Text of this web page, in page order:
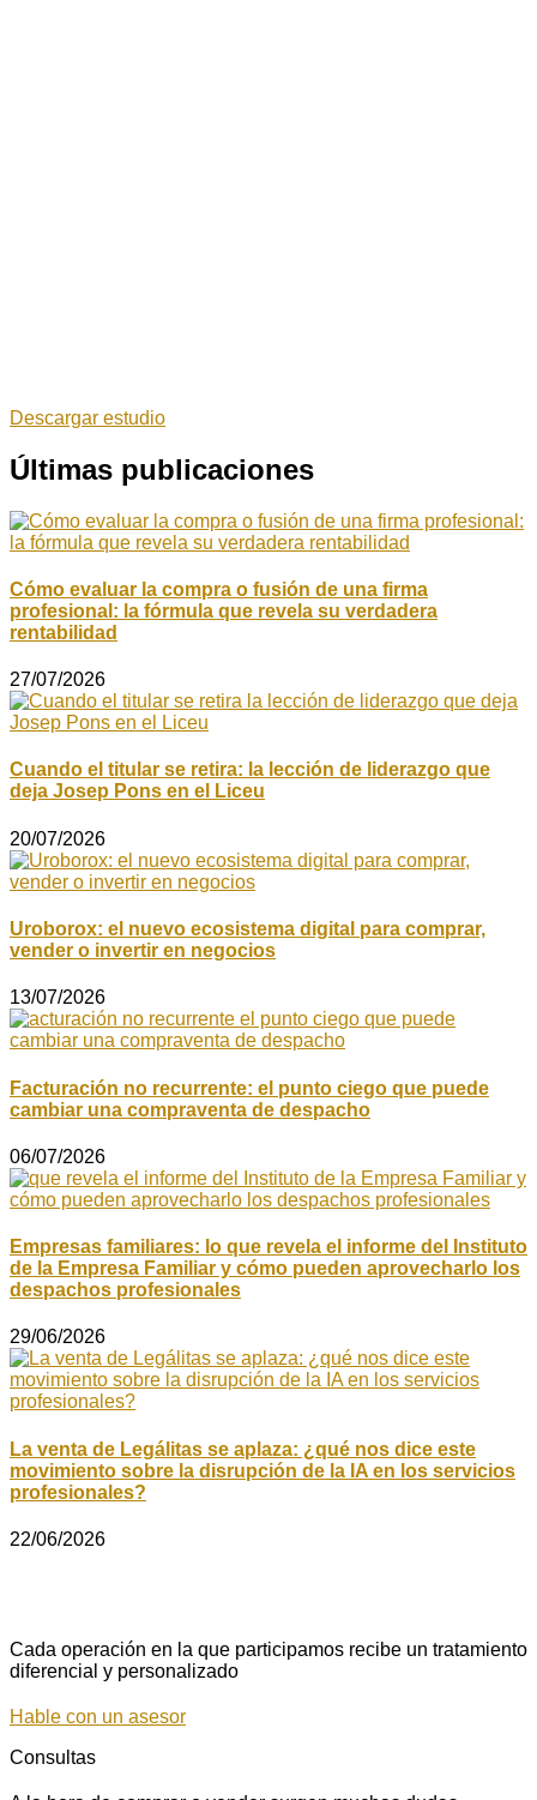
Descargar estudio
Últimas publicaciones
Cómo evaluar la compra o fusión de una firma
profesional: la fórmula que revela su verdadera
rentabilidad
27/07/2026
Cuando el titular se retira: la lección de liderazgo que
deja Josep Pons en el Liceu
20/07/2026
Uroborox: el nuevo ecosistema digital para comprar,
vender o invertir en negocios
13/07/2026
Facturación no recurrente: el punto ciego que puede
cambiar una compraventa de despacho
06/07/2026
Empresas familiares: lo que revela el informe del Instituto
de la Empresa Familiar y cómo pueden aprovecharlo los
despachos profesionales
29/06/2026
La venta de Legálitas se aplaza: ¿qué nos dice este
movimiento sobre la disrupción de la IA en los servicios
profesionales?
22/06/2026
Cada operación en la que participamos recibe un tratamiento
diferencial y personalizado
Hable con un asesor
Consultas